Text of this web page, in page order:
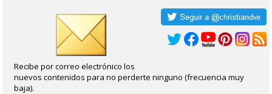
Recibe por correo electrónico los
nuevos contenidos para no perderte ninguno (frecuencia muy
baja).